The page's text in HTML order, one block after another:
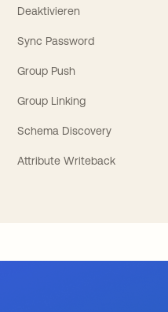
Deaktivieren
Sync Password
Group Push
Group Linking
Schema Discovery
Attribute Writeback